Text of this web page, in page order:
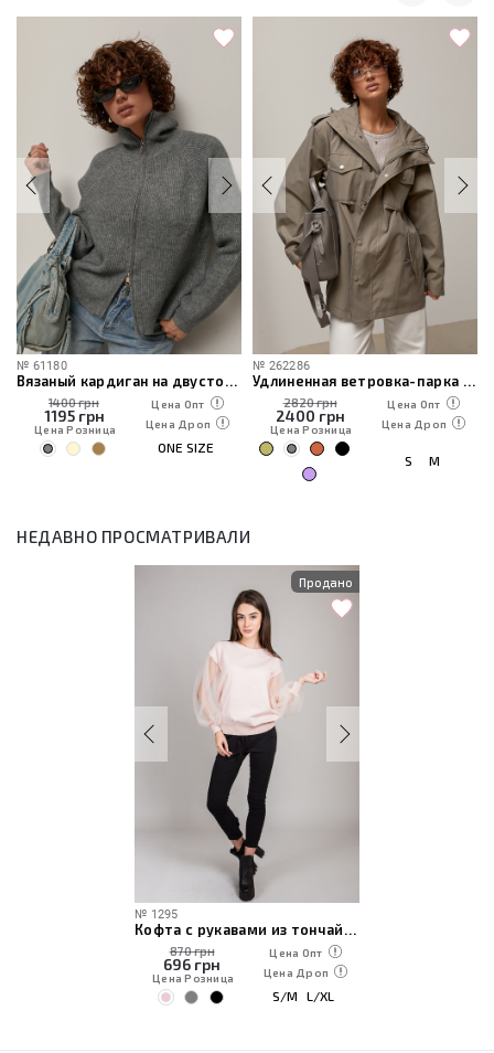
№ 61180
Вязаный кардиган на двусторонней молнии
1400 грн
1195грн
Цена Розница
Цена Опт
Цена Дроп
ONE SIZE
№ 262286
Удлиненная ветровка-парка с капюшоном
2820 грн
2400 грн
Цена Розница
Цена Опт
Цена Дроп
S M
НЕДАВНО ПРОСМАТРИВАЛИ
Продано
№ 1295
Кофта с рукавами из тончайшего фатина
870 грн
696 грн
Цена Розница
Цена Опт
Цена Дроп
S/M L/XL